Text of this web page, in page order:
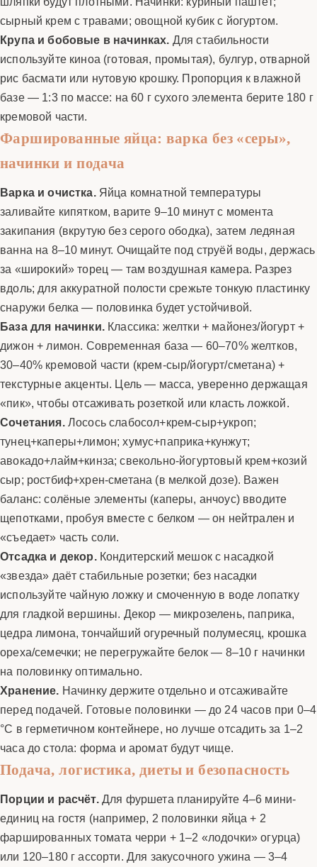
сырный крем с травами; овощной кубик с йогуртом.
Крупа и бобовые в начинках. Для стабильности
используйте киноа (готовая, промытая), булгур, отварной
рис басмати или нутовую крошку. Пропорция к влажной
базе — 1:3 по массе: на 60 г сухого элемента берите 180 г
кремовой части.
Фаршированные яйца: варка без «серы»,
начинки и подача
Варка и очистка.Яйца комнатной температуры
заливайте кипятком, варите 9–10 минут с момента
закипания (вкрутую без серого ободка), затем ледяная
ванна на 8–10 минут. Очищайте под струёй воды, держась
за «широкий» торец — там воздушная камера. Разрез
вдоль; для аккуратной полости срежьте тонкую пластинку
снаружи белка — половинка будет устойчивой.
База для начинки.Классика: желтки + майонез/йогурт +
дижон + лимон. Современная база — 60–70% желтков,
30–40% кремовой части (крем-сыр/йогурт/сметана) +
текстурные акценты. Цель — масса, уверенно держащая
«пик», чтобы отсаживать розеткой или класть ложкой.
Сочетания.Лосось слабосол+крем-сыр+укроп;
тунец+каперы+лимон; хумус+паприка+кунжут;
авокадо+лайм+кинза; свекольно-йогуртовый крем+козий
сыр; ростбиф+хрен-сметана (в мелкой дозе). Важен
баланс: солёные элементы (каперы, анчоус) вводите
щепотками, пробуя вместе с белком — он нейтрален и
«съедает» часть соли.
Отсадка и декор.Кондитерский мешок с насадкой
«звезда» даёт стабильные розетки; без насадки
используйте чайную ложку и смоченную в воде лопатку
для гладкой вершины. Декор — микрозелень, паприка,
цедра лимона, тончайший огуречный полумесяц, крошка
ореха/семечки; не перегружайте белок — 8–10 г начинки
на половинку оптимально.
Хранение. Начинку держите отдельно и отсаживайте
перед подачей. Готовые половинки — до 24 часов при 0–4
°C в герметичном контейнере, но лучше отсадить за 1–2
часа до стола: форма и аромат будут чище.
Подача, логистика, диеты и безопасность
Порции и расчёт.Для фуршета планируйте 4–6 мини-
единиц на гостя (например, 2 половинки яйца + 2
фаршированных томата черри + 1–2 «лодочки» огурца)
или 120–180 г ассорти. Для закусочного ужина — 3–4